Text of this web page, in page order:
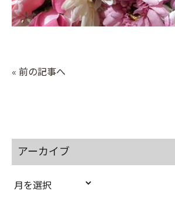
« 前の記事へ
アーカイブ
ア